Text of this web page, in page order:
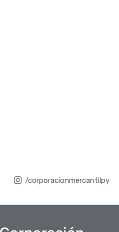
/corporacionmercantilpy